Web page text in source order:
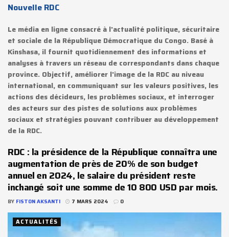
Nouvelle RDC
Le média en ligne consacré à l'actualité politique, sécuritaire
et sociale de la République Démocratique du Congo. Basé à
Kinshasa, il fournit quotidiennement des informations et
analyses à travers un réseau de correspondants dans chaque
province. Objectif, améliorer l'image de la RDC au niveau
international, en communiquant sur les valeurs positives, les
actions des décideurs, les problèmes sociaux, et interroger
des acteurs sur des pistes de solutions aux problèmes
sociaux et stratégies pouvant contribuer au développement
de la RDC.
RDC : la présidence de la République connaîtra une
augmentation de près de 20% de son budget
annuel en 2024, le salaire du président reste
inchangé soit une somme de 10 800 USD par mois.
BY FISTON AKSANTI 7 MARS 2024 0
ACTUALITÉS